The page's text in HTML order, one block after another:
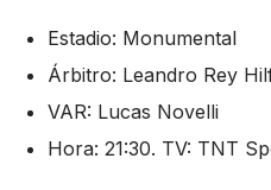
Estadio: Monumental
Árbitro: Leandro Rey
VAR: Lucas Novelli
Hora: 21:30. TV: TNT